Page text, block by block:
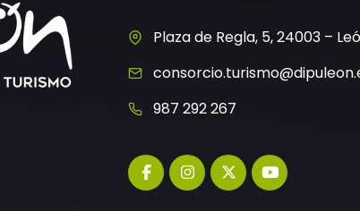
Plaza de Regla, 5, 24003 –
987 292 267